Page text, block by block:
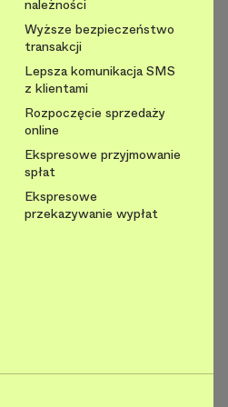
należności
Wyższe bezpieczeństwo
transakcji
Lepsza komunikacja SMS
z klientami
Rozpoczęcie sprzedaży
online
Ekspresowe przyjmowanie
spłat
Ekspresowe
przekazywanie wypłat